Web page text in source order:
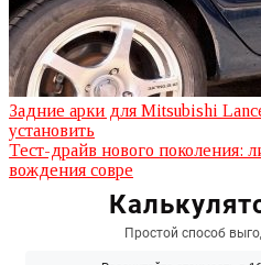
Задние арки для Mitsubishi
установить
Тест-драйв нового поколения:
вождения совре